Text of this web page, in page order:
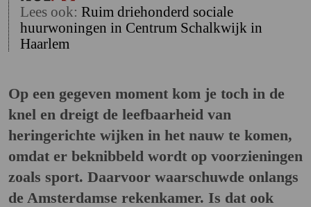
Lees ook: Ruim driehonderd sociale
huurwoningen in Centrum Schalkwijk in
Haarlem
Op een gegeven moment kom je toch in de
knel en dreigt de leefbaarheid van
heringerichte wijken in het nauw te komen,
omdat er beknibbeld wordt op voorzieningen
zoals sport. Daarvoor waarschuwde onlangs
de Amsterdamse rekenkamer. Is dat ook